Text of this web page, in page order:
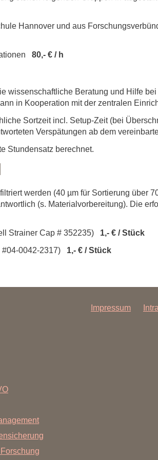
und Transfer und
Praxis
Für
Hannover und aus
80,- € / h
wissenschaftliche Beratung und Hilfe
in Kooperation mit der zentralen
Sortzeit incl. Setup-Zeit (bei
Verspätungen ab dem
Stundensatz berechnet.
werden (40 µm für Sortierung über
(s. Materialvorbereitung). Die
Strainer Cap # 352235) 1,- € / Stück
#04-0042-2317) 1,- € / Stück
Impressum